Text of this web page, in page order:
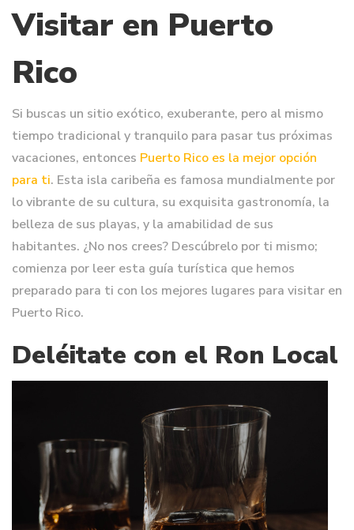
Visitar en Puerto
Rico
Si buscas un sitio exótico, exuberante, pero al mismo
tiempo tradicional y tranquilo para pasar tus próximas
vacaciones, entonces Puerto Rico es la mejor opción
para ti. Esta isla caribeña es famosa mundialmente por
lo vibrante de su cultura, su exquisita gastronomía, la
belleza de sus playas, y la amabilidad de sus
habitantes. ¿No nos crees? Descúbrelo por ti mismo;
comienza por leer esta guía turística que hemos
preparado para ti con los mejores lugares para visitar en
Puerto Rico.
Deléitate con el Ron Local